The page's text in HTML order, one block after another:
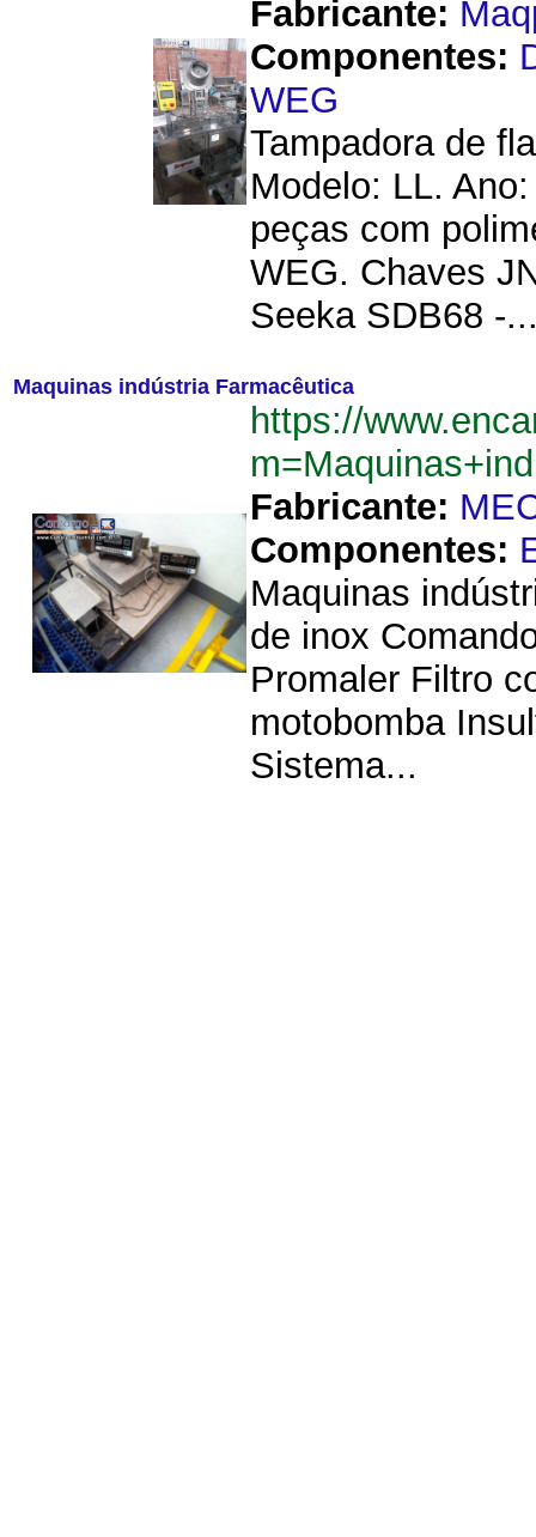
Fabricante:
Componentes:
WEG
Tampadora de
Modelo: LL.
peças com
WEG. Chaves
Seeka SDB68 -
Maquinas indústria Farmacêutica
https://
Fabricante:
Componentes:
Maquinas
de inox
Promaler Filtro
motobomba
Sistema...